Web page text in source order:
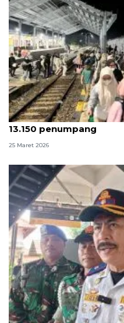
Puncak arus balik KAI
13.150 penumpang
25 Maret 2026